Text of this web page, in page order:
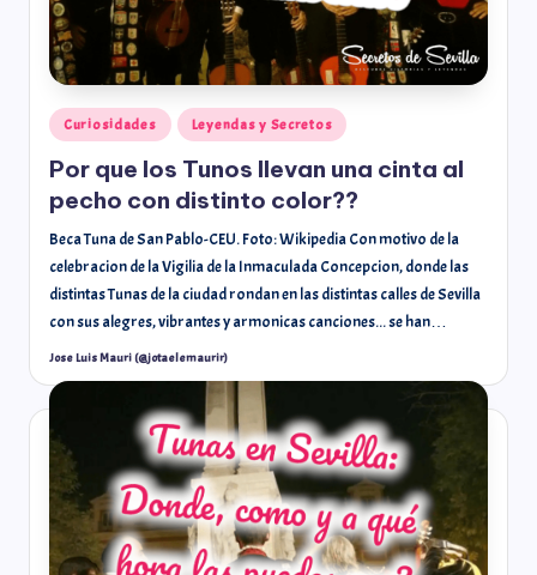
Curiosidades Leyendas y Secretos
Por que los Tunos llevan una cinta al
pecho con distinto color??
Beca Tuna de San Pablo-CEU. Foto: Wikipedia Con motivo de la
celebracion de la Vigilia de la Inmaculada Concepcion, donde las
distintas Tunas de la ciudad rondan en las distintas calles de Sevilla
con sus alegres, vibrantes y armonicas canciones... se han…
Jose Luis Mauri (@jotaelemaurir)